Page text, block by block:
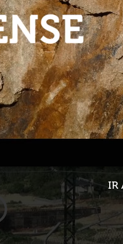
IR
de Vilavella en A